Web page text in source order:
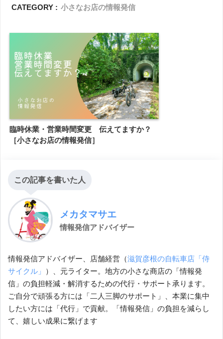
CATEGORY : 小さなお店の情報発信
臨時休業・営業時間変更 伝えてますか？
［小さなお店の情報発信］
この記事を書いた人
メカタマサエ
情報発信アドバイザー
情報発信アドバイザー、店舗経営（滋賀彦根の自転車店「侍
サイクル」
）、元ライター。地方の小さな商店の「情報発
信」の負担軽減・解消するための代行・サポート承ります。
ご自分で頑張る方には「二人三脚のサポート」、本業に集中
したい方には「代行」で貢献。「情報発信」の負担を減らし
て、嬉しい成果に繋げます